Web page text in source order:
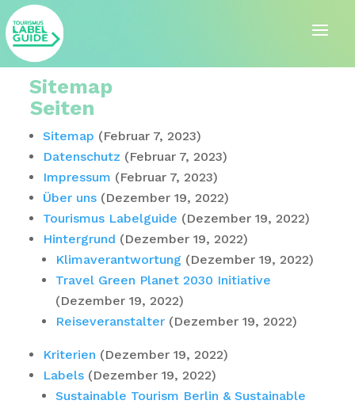
Sitemap
Seiten
Sitemap (Februar 7, 2023)
Datenschutz (Februar 7, 2023)
Impressum (Februar 7, 2023)
Über uns (Dezember 19, 2022)
Tourismus Labelguide (Dezember 19, 2022)
Hintergrund (Dezember 19, 2022)
Klimaverantwortung (Dezember 19, 2022)
Travel Green Planet 2030 Initiative
(Dezember 19, 2022)
Reiseveranstalter (Dezember 19, 2022)
Kriterien (Dezember 19, 2022)
Labels (Dezember 19, 2022)
Sustainable Tourism Berlin & Sustainable